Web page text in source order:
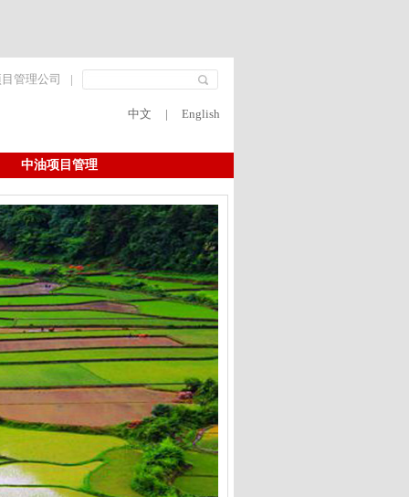
管理公司 |
中文 | English
中油项目管理